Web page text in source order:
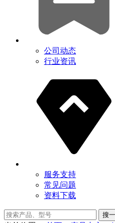
公司动态
行业资讯
服务支持
常见问题
资料下载